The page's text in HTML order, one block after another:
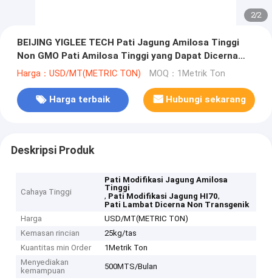
2/2
BEIJING YIGLEE TECH Pati Jagung Amilosa Tinggi
Non GMO Pati Amilosa Tinggi yang Dapat Dicerna
Lambat
Harga：USD/MT(METRIC TON) MOQ：1Metrik Ton
Harga terbaik Hubungi sekarang
Deskripsi Produk
Cahaya Tinggi
Pati Modifikasi Jagung Amilosa
Tinggi
, Pati Modifikasi Jagung HI70,
Pati Lambat Dicerna Non Transgenik
Harga
USD/MT(METRIC TON)
Kemasan rincian
25kg/tas
Kuantitas min Order
1Metrik Ton
Menyediakan
kemampuan
500MTS/Bulan